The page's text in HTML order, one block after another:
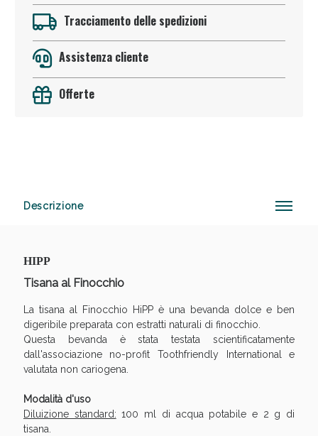
Tracciamento delle spedizioni
Assistenza cliente
Offerte
Descrizione
HIPP
Tisana al Finocchio
La tisana al Finocchio HiPP è una bevanda dolce e ben
digeribile preparata con estratti naturali di finocchio.
Questa bevanda è stata testata scientificatamente
dall'associazione no-profit Toothfriendly International e
valutata non cariogena.
Modalità d'uso
Diluizione standard: 100 ml di acqua potabile e 2 g di
tisana.
Sconto fino al 55% disponibile oggi!